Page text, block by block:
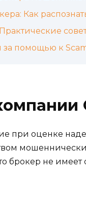
Как
за помощью к
при оценке
брокер не